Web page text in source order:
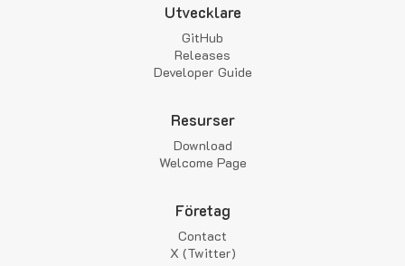
Utvecklare
GitHub
Releases
Developer Guide
Resurser
Download
Welcome Page
Företag
Contact
X (Twitter)